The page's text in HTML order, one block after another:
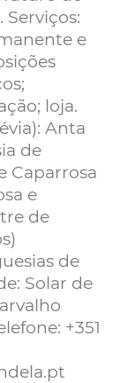
e
loja.
Anta
de
Caparrosa
e
de
de
Solar de
+351